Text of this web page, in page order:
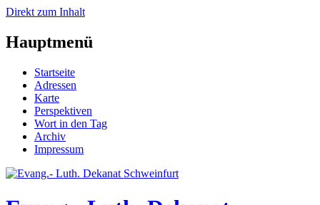
Direkt zum Inhalt
Hauptmenü
Startseite
Adressen
Karte
Perspektiven
Wort in den Tag
Archiv
Impressum